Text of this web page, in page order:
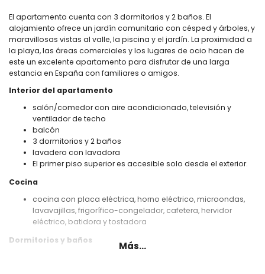
El apartamento cuenta con 3 dormitorios y 2 baños. El
alojamiento ofrece un jardín comunitario con césped y árboles, y
maravillosas vistas al valle, la piscina y el jardín. La proximidad a
la playa, las áreas comerciales y los lugares de ocio hacen de
este un excelente apartamento para disfrutar de una larga
estancia en España con familiares o amigos.
Interior del apartamento
salón/comedor con aire acondicionado, televisión y
ventilador de techo
balcón
3 dormitorios y 2 baños
lavadero con lavadora
El primer piso superior es accesible solo desde el exterior.
Cocina
cocina con placa eléctrica, horno eléctrico, microondas,
lavavajillas, frigorífico-congelador, cafetera, hervidor
eléctrico, batidora y tostadora
Dormitorios y baños
Más...